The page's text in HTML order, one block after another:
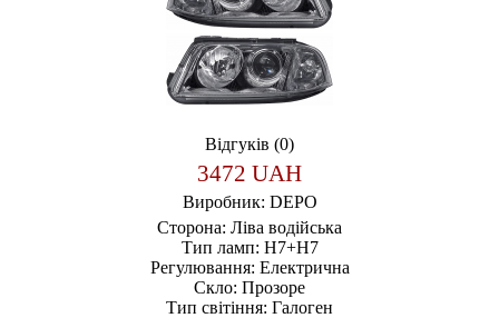
Відгуків (0)
3472 UAH
Виробник: DEPO
Сторона: Ліва водійська
Тип ламп: H7+H7
Регулювання: Електрична
Скло: Прозоре
Тип світіння: Галоген